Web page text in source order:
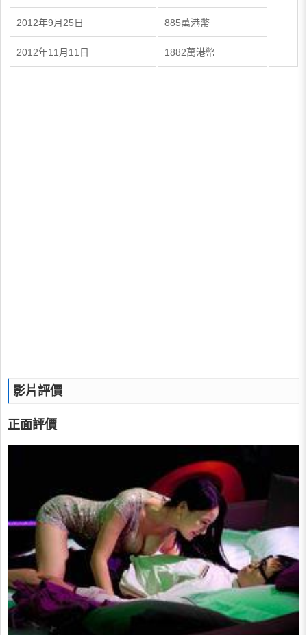
2012年9月25日 885萬港幣
2012年11月11日 1882萬港幣
影片評價
正面評價